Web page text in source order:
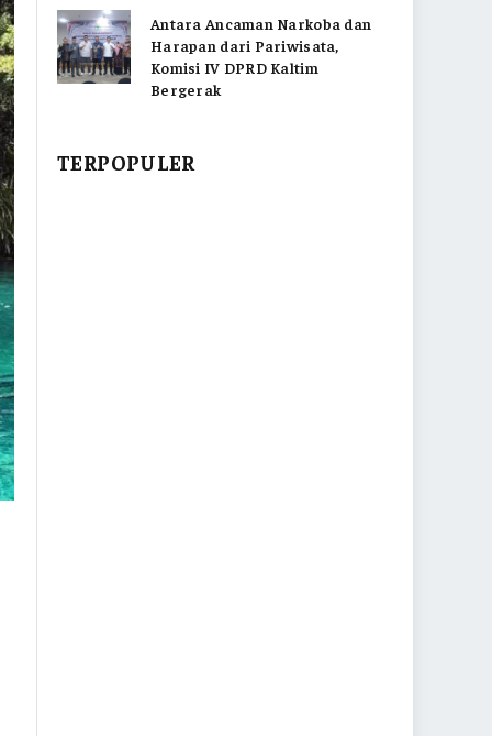
Antara Ancaman Narkoba dan
Harapan dari Pariwisata,
Komisi IV DPRD Kaltim
Bergerak
TERPOPULER